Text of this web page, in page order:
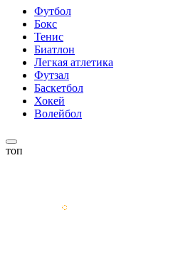
Футбол
Бокс
Тенис
Биатлон
Легкая атлетика
Футзал
Баскетбол
Хокей
Волейбол
топ